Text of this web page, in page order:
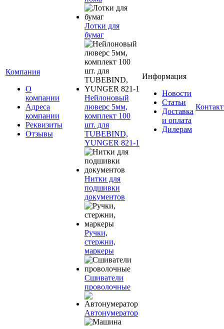
Компания
О
компании
Адреса
компании
Реквизиты
Отзывы
Лотки для
бумаг
Нейлоновый
люверс 5мм,
комплект 100
шт. для
TUBEBIND,
YUNGER 821-1
Нитки для
подшивки
документов
Ручки,
стержни,
маркеры
Сшиватели
проволочные
Автонумератор
Информация
Новости
Статьи
Доставка
и оплата
Дилерам